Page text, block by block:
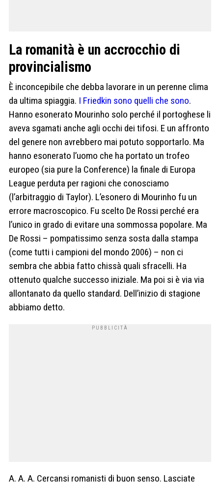
La romanità è un accrocchio di
provincialismo
È inconcepibile che debba lavorare in un perenne clima
da ultima spiaggia. I Friedkin sono quelli che sono.
Hanno esonerato Mourinho solo perché il portoghese li
aveva sgamati anche agli occhi dei tifosi. E un affronto
del genere non avrebbero mai potuto sopportarlo. Ma
hanno esonerato l’uomo che ha portato un trofeo
europeo (sia pure la Conference) la finale di Europa
League perduta per ragioni che conosciamo
(l’arbitraggio di Taylor). L’esonero di Mourinho fu un
errore macroscopico. Fu scelto De Rossi perché era
l’unico in grado di evitare una sommossa popolare. Ma
De Rossi – pompatissimo senza sosta dalla stampa
(come tutti i campioni del mondo 2006) – non ci
sembra che abbia fatto chissà quali sfracelli. Ha
ottenuto qualche successo iniziale. Ma poi si è via via
allontanato da quello standard. Dell’inizio di stagione
abbiamo detto.
A. A. A. Cercansi romanisti di buon senso. Lasciate